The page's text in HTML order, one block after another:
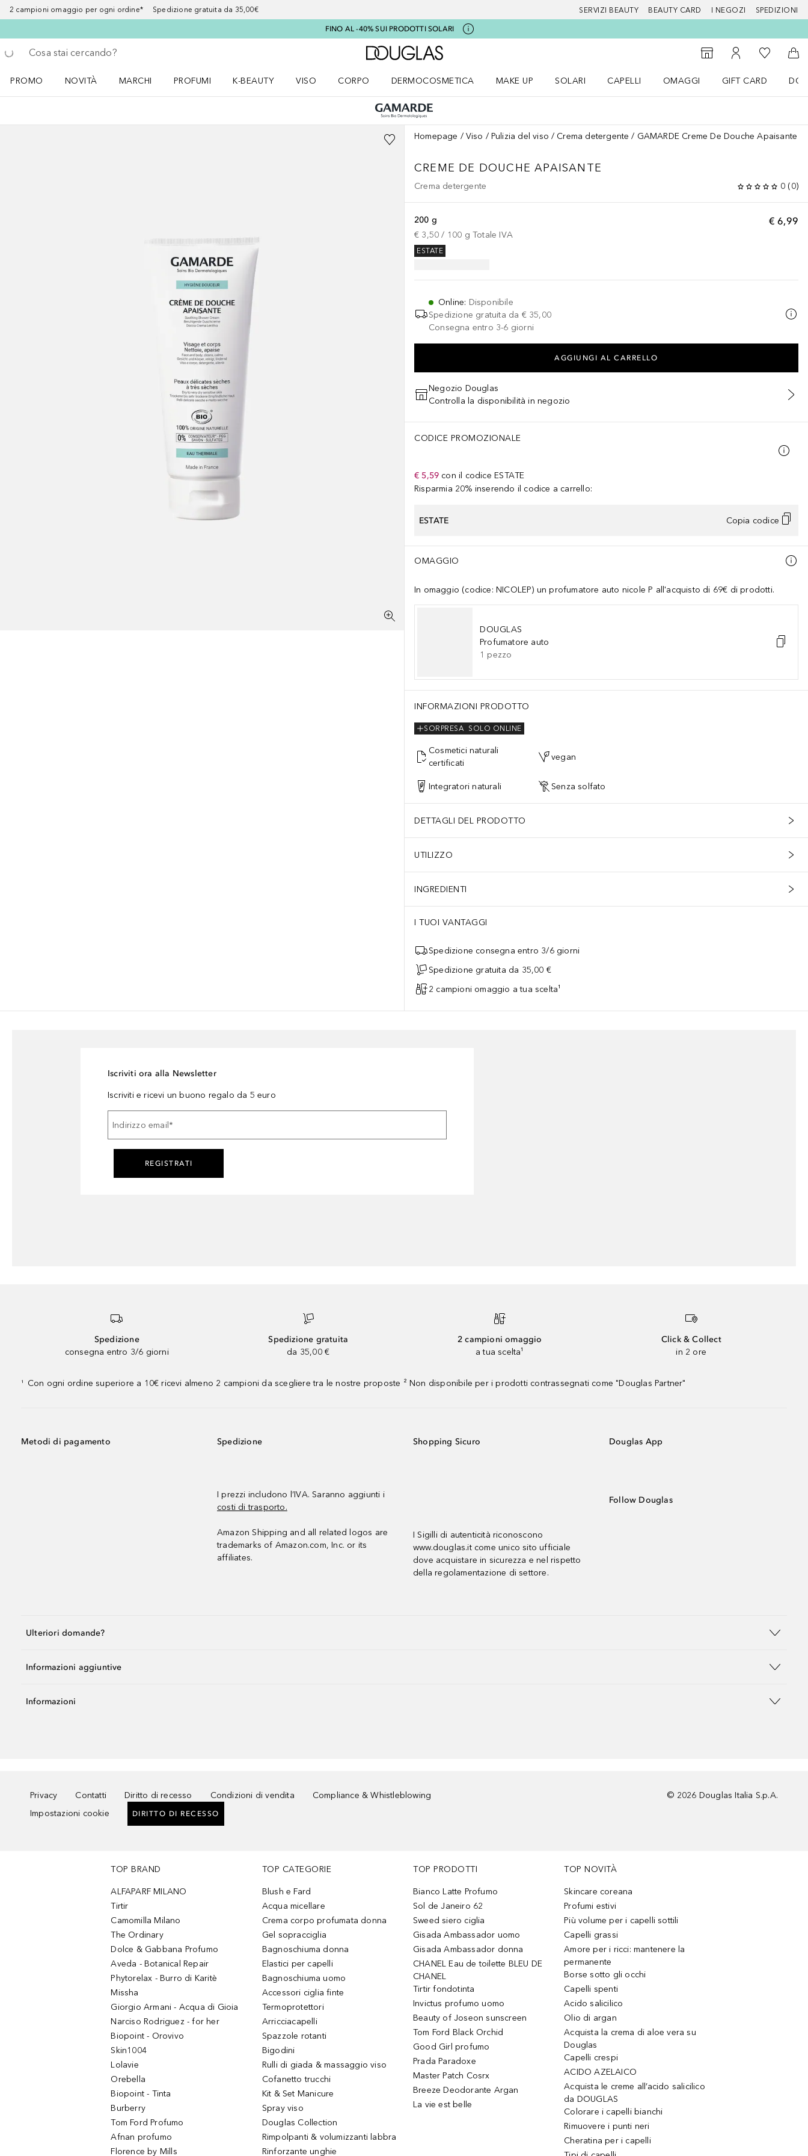
2 campioni omaggio per ogni ordine* Spedizione gratuita da 35,00€ SERVIZI BEAUTY BEAUTY CARD I NEGOZI SPEDIZIONI
FINO AL -40% SUI PRODOTTI SOLARI
Torna indietro
Esegui ricerca
A Douglas Home
StorefinderAl Mio Account
Alla Mia
Al
PROMO
NOVITÀ
MARCHI
PROFUMI
K-BEAUTY
VISO
CORPO
DERMOCOSMETICA
MAKE UP
SOLARI
CAPELLI
OMAGGI
GIFT CARD
Homepage Viso Pulizia del viso Crema detergente GAMARDE Creme De Douche Apaisante
CREME DE DOUCHE APAISANTE
Crema detergente 0 (0)
€ 6,99
200 g
€ 3,50 / 100 g Totale IVA
ESTATE
Online: Disponibile
Spedizione gratuita da € 35,00
Consegna entro 3-6 giorni
AGGIUNGI AL CARRELLO
Negozio Douglas
Controlla la disponibilità in negozio
CODICE PROMOZIONALE
€ 5,59 con il codice ESTATE
Risparmia 20% inserendo il codice a carrello:
ESTATE Copia codice
OMAGGIO
In omaggio (codice: NICOLEP) un profumatore auto nicole P all'acquisto di 69€ di prodotti.
DOUGLAS
Profumatore auto
1 pezzo
INFORMAZIONI PRODOTTO
SOLO ONLINE
SORPRESA
Cosmetici naturali
certificati
vegan
Integratori naturali Senza solfato
DETTAGLI DEL PRODOTTO
UTILIZZO
INGREDIENTI
I TUOI VANTAGGI
Spedizione consegna entro 3/6 giorni
Spedizione gratuita da 35,00 €
2 campioni omaggio a tua scelta¹
Iscriviti ora alla Newsletter
Iscriviti e ricevi un buono regalo da 5 euro
Indirizzo email *
REGISTRATI
Spedizione
consegna entro 3/6 giorni
Spedizione gratuita
da 35,00 €
2 campioni omaggio
a tua scelta¹
Click & Collect
in 2 ore
¹ Con ogni ordine superiore a 10€ ricevi almeno 2 campioni da scegliere tra le nostre proposte ² Non disponibile per i prodotti contrassegnati come "Douglas Partner"
Metodi di pagamento Spedizione
I prezzi includono l’IVA. Saranno aggiunti i
costi di trasporto.
Amazon Shipping and all related logos are
trademarks of Amazon.com, Inc. or its
affiliates.
Shopping Sicuro
I Sigilli di autenticità riconoscono
www.douglas.it come unico sito ufficiale
dove acquistare in sicurezza e nel rispetto
della regolamentazione di settore.
Douglas App
Follow Douglas
Ulteriori domande?
Informazioni aggiuntive
Informazioni
Privacy Contatti Diritto di recesso Condizioni di vendita
Compliance & Whistleblowing
Impostazioni cookie
DIRITTO DI RECESSO
© 2026 Douglas Italia S.p.A.
TOP BRAND
ALFAPARF MILANO
Tirtir
Camomilla Milano
The Ordinary
Dolce & Gabbana Profumo
Aveda - Botanical Repair
Phytorelax - Burro di Karitè
Missha
Giorgio Armani - Acqua di Gioia
Narciso Rodriguez - for her
Biopoint - Orovivo
Skin1004
Lolavie
Orebella
Biopoint - Tinta
Burberry
Tom Ford Profumo
Afnan profumo
Florence by Mills
TOP CATEGORIE
Blush e Fard
Acqua micellare
Crema corpo profumata donna
Gel sopracciglia
Bagnoschiuma donna
Elastici per capelli
Bagnoschiuma uomo
Accessori ciglia finte
Termoprotettori
Arricciacapelli
Spazzole rotanti
Bigodini
Rulli di giada & massaggio viso
Cofanetto trucchi
Kit & Set Manicure
Spray viso
Douglas Collection
Rimpolpanti & volumizzanti labbra
Rinforzante unghie
TOP PRODOTTI
Bianco Latte Profumo
Sol de Janeiro 62
Sweed siero ciglia
Gisada Ambassador uomo
Gisada Ambassador donna
CHANEL Eau de toilette BLEU DE
CHANEL
Tirtir fondotinta
Invictus profumo uomo
Beauty of Joseon sunscreen
Tom Ford Black Orchid
Good Girl profumo
Prada Paradoxe
Master Patch Cosrx
Breeze Deodorante Argan
La vie est belle
TOP NOVITÀ
Skincare coreana
Profumi estivi
Più volume per i capelli sottili
Capelli grassi
Amore per i ricci: mantenere la
permanente
Borse sotto gli occhi
Capelli spenti
Acido salicilico
Olio di argan
Acquista la crema di aloe vera su
Douglas
Capelli crespi
ACIDO AZELAICO
Acquista le creme all’acido salicilico
da DOUGLAS
Colorare i capelli bianchi
Rimuovere i punti neri
Cheratina per i capelli